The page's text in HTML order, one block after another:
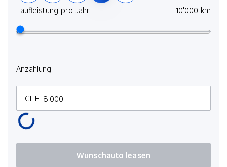
Laufleistung pro Jahr
10'000 km
Anzahlung
CHF
Wunschauto leasen